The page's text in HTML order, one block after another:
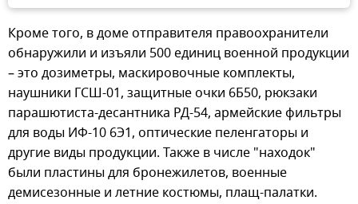
Кроме того, в доме отправителя правоохранители
обнаружили и изъяли 500 единиц военной продукции
– это дозиметры, маскировочные комплекты,
наушники ГСШ-01, защитные очки 6Б50, рюкзаки
парашютиста-десантника РД-54, армейские фильтры
для воды ИФ-10 6Э1, оптические пеленгаторы и
другие виды продукции. Также в числе "находок"
были пластины для бронежилетов, военные
демисезонные и летние костюмы, плащ-палатки.